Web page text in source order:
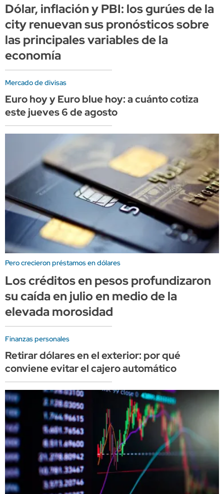
Dólar, inflación y PBI: los gurúes de la
city renuevan sus pronósticos sobre
las principales variables de la
economía
Mercado de divisas
Euro hoy y Euro blue hoy: a cuánto cotiza
este jueves 6 de agosto
Pero crecieron préstamos en dólares
Los créditos en pesos profundizaron
su caída en julio en medio de la
elevada morosidad
Finanzas personales
Retirar dólares en el exterior: por qué
conviene evitar el cajero automático